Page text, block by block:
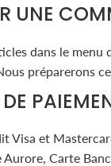
UNE
dans le
préparerons
DE
Visa et
Carte